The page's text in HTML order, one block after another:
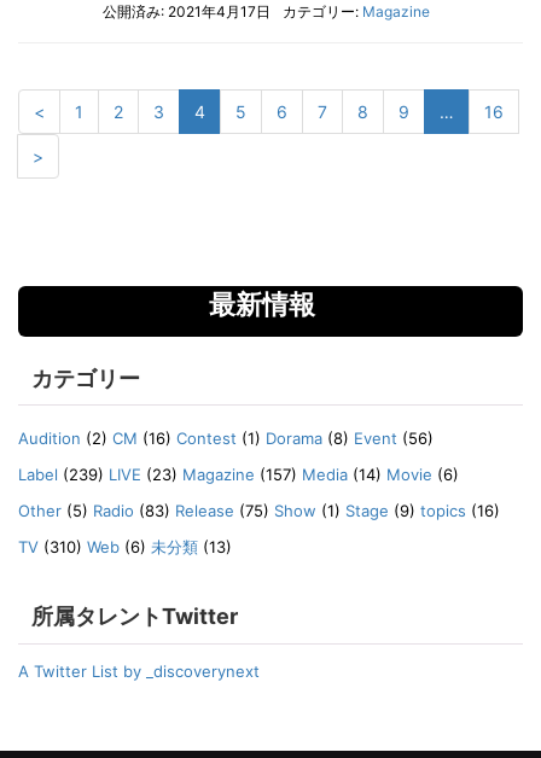
公開済み: 2021年4月17日 カテゴリー: Magazine
< 1 2 3 4 5 6 7 8 9 … 16
>
最新情報
カテゴリー
Audition (2) CM (16) Contest (1) Dorama (8) Event (56)
Label (239) LIVE (23) Magazine (157) Media (14) Movie (6)
Other (5) Radio (83) Release (75) Show (1) Stage (9) topics (16)
TV (310) Web (6) 未分類 (13)
所属タレントTwitter
A Twitter List by _discoverynext